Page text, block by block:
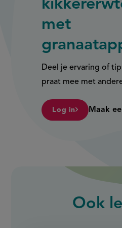
met
Deel je ervaring of
praat mee met
Log in Maak
Ook